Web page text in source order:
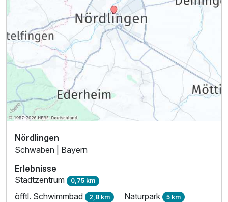
Nördlingen
Schwaben | Bayern
Erlebnisse
Stadtzentrum 0,75 km
öfftl. Schwimmbad 2,8 km Naturpark 5 km